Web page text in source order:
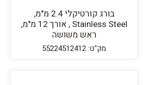
בורג קורטיקלי 2.4 מ"מ,
Stainless Steel , אורך 12 מ"מ,
ראש משושה
מק"ט: 55224512412